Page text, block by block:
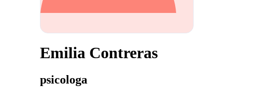
Emilia Contreras
psicologa